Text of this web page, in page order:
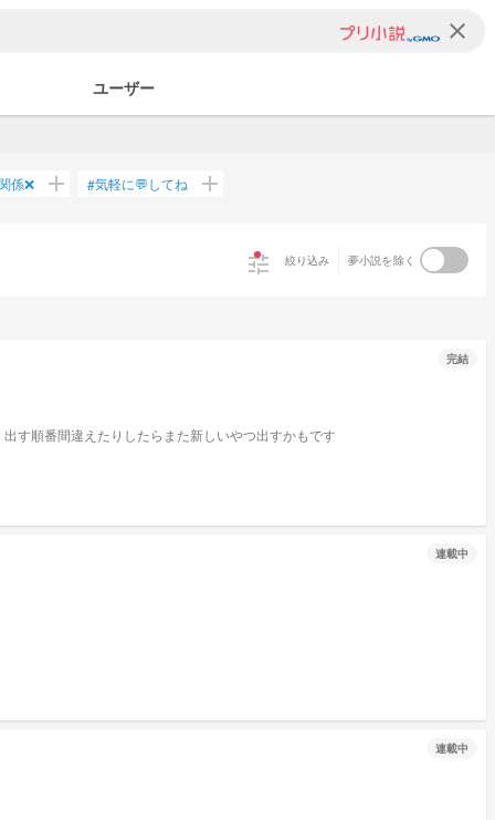
clear
ユーザー
係❌ add #気軽に💬してね add
tune 絞り込み 夢小説を除く
完結
ヤルミナの新メンバーになったのはのは謎多き同級生__同級生の正体は！？ キャラ崩壊/主独自の設定あり キャラ崩壊嫌いな方は見ない方がいいっす 出す順番間違えたりしたらまた新しいやつ出すかもです
連載中
連載中